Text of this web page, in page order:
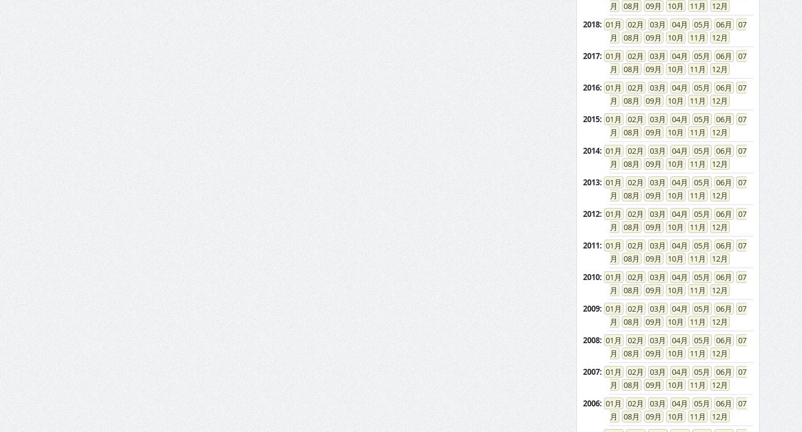
08
09 10 11
12
2018: 01 02 03 04 05 06
07
08
09 10 11
12
2017: 01 02 03 04 05 06
07
08
09 10 11
12
2016: 01 02 03 04 05 06
07
08
09 10 11
12
2015: 01 02 03 04 05 06
07
08
09 10 11
12
2014: 01 02 03 04 05 06
07
08
09 10 11
12
2013: 01 02 03 04 05 06
07
08
09 10 11
12
2012: 01 02 03 04 05 06
07
08
09 10 11
12
2011: 01 02 03 04 05 06
07
08
09 10 11
12
2010: 01 02 03 04 05 06
07
08
09 10 11
12
2009: 01 02 03 04 05 06
07
08
09 10 11
12
2008: 01 02 03 04 05 06
07
08
09 10 11
12
2007: 01 02 03 04 05 06
07
08
09 10 11
12
2006: 01 02 03 04 05 06
07
08
09 10 11
12